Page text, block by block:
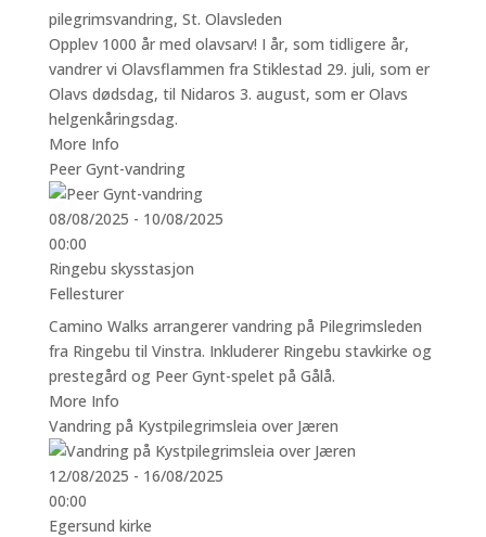
pilegrimsvandring, St. Olavsleden
Opplev 1000 år med olavsarv! I år, som tidligere år,
vandrer vi Olavsflammen fra Stiklestad 29. juli, som er
Olavs dødsdag, til Nidaros 3. august, som er Olavs
helgenkåringsdag.
More Info
Peer Gynt-vandring
08/08/2025 - 10/08/2025
00:00
Ringebu skysstasjon
Fellesturer
Camino Walks arrangerer vandring på Pilegrimsleden
fra Ringebu til Vinstra. Inkluderer Ringebu stavkirke og
prestegård og Peer Gynt-spelet på Gålå.
More Info
Vandring på Kystpilegrimsleia over Jæren
12/08/2025 - 16/08/2025
00:00
Egersund kirke